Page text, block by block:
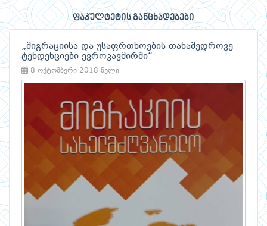
ფაკულტეტის განცხადებები
„მიგრაციისა და უსაფრთხოების თანამედროვე
ტენდენციები ევროკავშირში“
8 ოქტომბერი 2018 წელი